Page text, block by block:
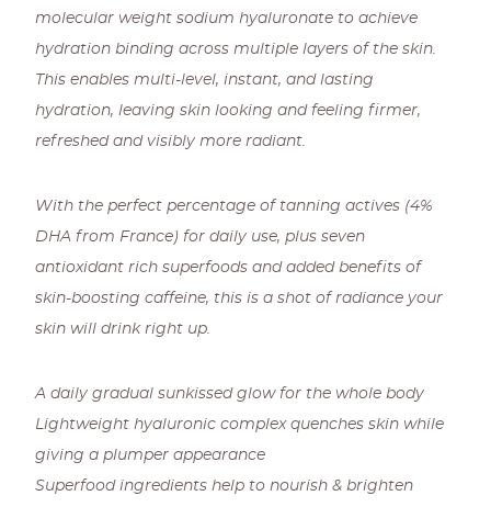
molecular weight sodium hyaluronate to achieve
hydration binding across multiple layers of the skin.
This enables multi-level, instant, and lasting
hydration, leaving skin looking and feeling firmer,
refreshed and visibly more radiant.
With the perfect percentage of tanning actives (4%
DHA from France) for daily use, plus seven
antioxidant rich superfoods and added benefits of
skin-boosting caffeine, this is a shot of radiance your
skin will drink right up.
A daily gradual sunkissed glow for the whole body
Lightweight hyaluronic complex quenches skin while
giving a plumper appearance
Superfood ingredients help to nourish & brighten